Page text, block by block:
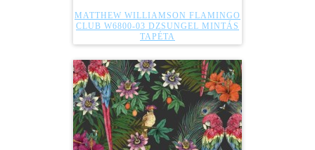
MATTHEW WILLIAMSON FLAMINGO
CLUB W6800-03 DZSUNGEL MINTÁS
TAPÉTA